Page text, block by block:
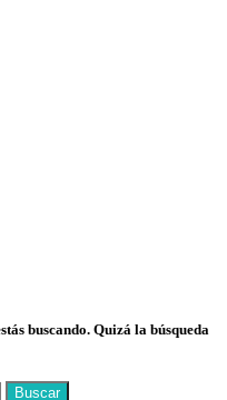
buscando. Quizá la búsqueda